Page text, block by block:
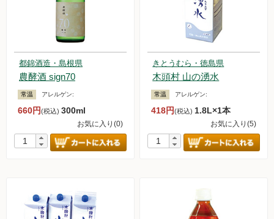
都錦酒造・島根県
農酵酒 sign70
常温 アレルゲン:
660円(税込) 300ml
お気に入り(0)
きとうむら・徳島県
木頭村 山の湧水
常温 アレルゲン:
418円(税込) 1.8L×1本
お気に入り(5)